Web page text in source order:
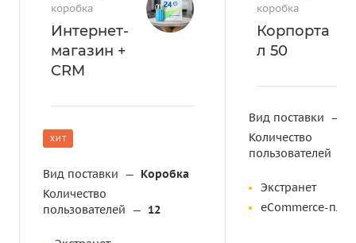
коробка
Интернет-
магазин +
CRM
ХИТ
Вид поставки — Коробка
Количество
пользователей — 12
коробка
Корпорта
л 50
Вид поставки —
Количество
пользователей
Экстранет
eCommerce-